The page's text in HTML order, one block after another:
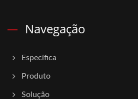
Navegação
Específica
Produto
Solução